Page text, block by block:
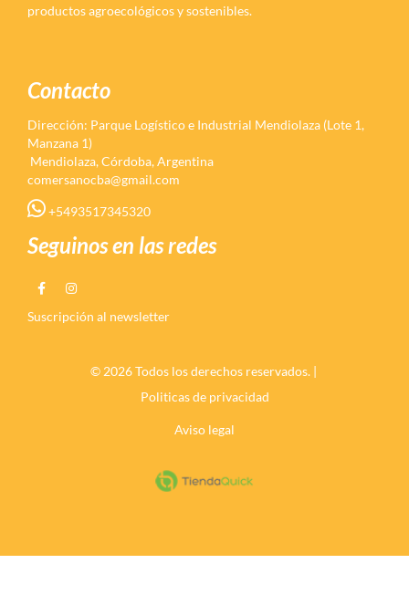
productos agroecológicos y sostenibles.
Contacto
Dirección: Parque Logístico e Industrial Mendiolaza (Lote 1,
Manzana 1)
Mendiolaza, Córdoba, Argentina
comersanocba@gmail.com
+5493517345320
Seguinos en las redes
Suscripción al newsletter
© 2026 Todos los derechos reservados. |
Politicas de privacidad
Aviso legal